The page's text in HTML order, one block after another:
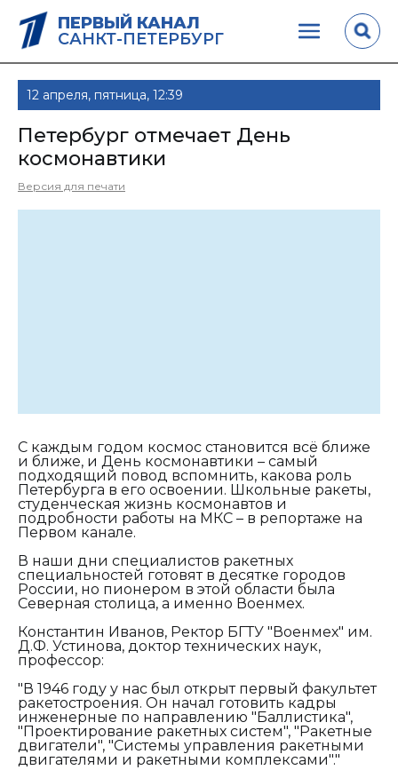
ПЕРВЫЙ КАНАЛ
САНКТ-ПЕТЕРБУРГ
12 апреля, пятница, 12:39
Петербург отмечает День
космонавтики
Версия для печати
С каждым годом космос становится всё ближе
и ближе, и День космонавтики – самый
подходящий повод вспомнить, какова роль
Петербурга в его освоении. Школьные ракеты,
студенческая жизнь космонавтов и
подробности работы на МКС – в репортаже на
Первом канале.
В наши дни специалистов ракетных
специальностей готовят в десятке городов
России, но пионером в этой области была
Северная столица, а именно Военмех.
Константин Иванов, Ректор БГТУ "Военмех" им.
Д.Ф. Устинова, доктор технических наук,
профессор:
"В 1946 году у нас был открыт первый факультет
ракетостроения. Он начал готовить кадры
инженерные по направлению "Баллистика",
"Проектирование ракетных систем", "Ракетные
двигатели", "Системы управления ракетными
двигателями и ракетными комплексами"."